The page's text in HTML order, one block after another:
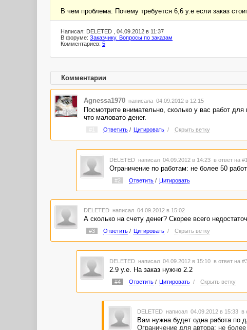
В чем проблема. Почему требуется 6,6 у.е если заказ
Написал: DELETED , 04.09.2012 в 11:37
В форуме: Заказчику. Вопросы по заказам
Комментариев: 5
Комментарии
Agnessa1970 написала 04.09.2012 в 12:15
Посмотрите внимательно, сколько у вас работ
что маловато денег.
Ответить/ Цитировать / Скрыть ветку
DELETED написал 04.09.2012 в 14:23 в ответ на #1
Ограничение по работам: не более 50
#2 Ответить/ Цитировать
DELETED написал 04.09.2012 в 15:02
А сколько на счету денег? Скорее всего
#3 Ответить/ Цитировать / Скрыть ветку
DELETED написал 04.09.2012 в 15:10 в ответ на
2.9 у.е. На заказ нужно 2.2
#4 Ответить/ Цитировать / Скрыть ветку
DELETED написал 04.09.2012 в 15:33 в
Вам нужна будет одна работа по
Ограничение для автора: не